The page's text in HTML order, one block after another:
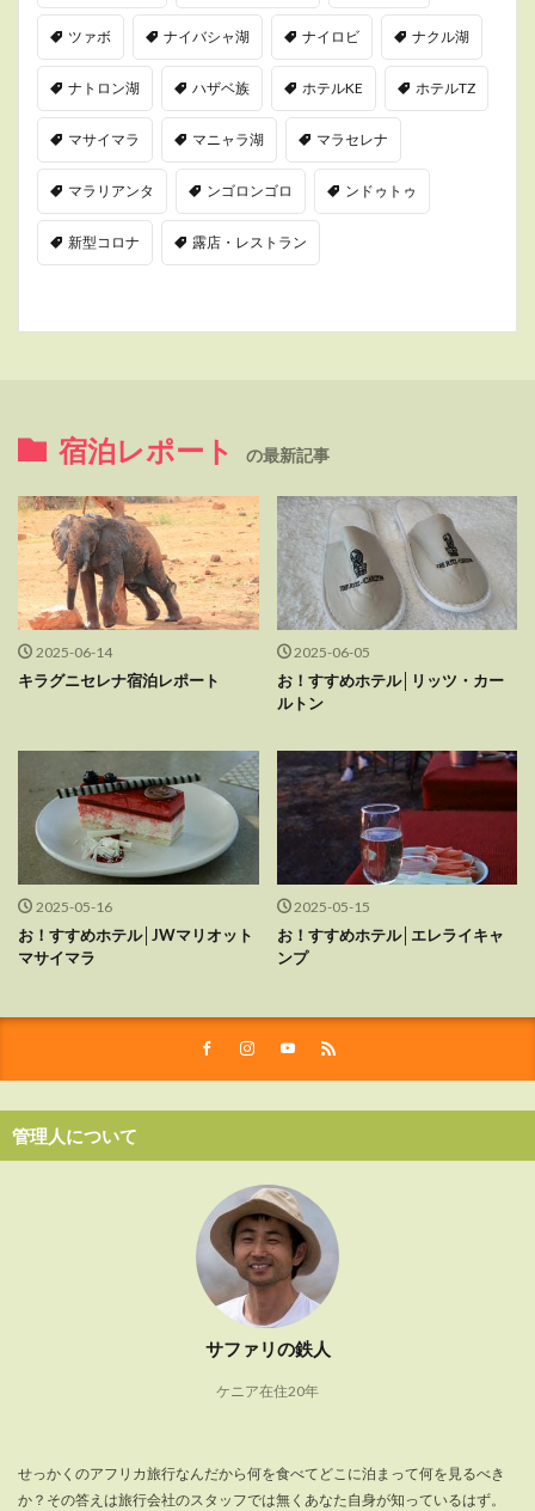
ツァボ ナイバシャ湖 ナイロビ ナクル湖
ナトロン湖 ハザベ族 ホテルKE ホテルTZ
マサイマラ マニャラ湖 マラセレナ
マラリアンタ ンゴロンゴロ ンドゥトゥ
新型コロナ 露店・レストラン
宿泊レポート の最新記事
2025-06-14
キラグニセレナ宿泊レポート
2025-06-05
お！すすめホテル│リッツ・カー
ルトン
2025-05-16
お！すすめホテル│JWマリオット
マサイマラ
2025-05-15
お！すすめホテル│エレライキャ
ンプ
管理人について
サファリの鉄人
ケニア在住20年
せっかくのアフリカ旅行なんだから何を食べてどこに泊まって何を見るべき
か？その答えは旅行会社のスタッフでは無くあなた自身が知っているはず。